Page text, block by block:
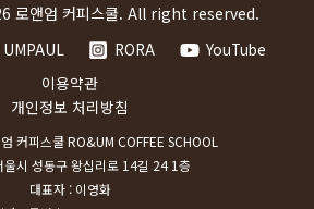
로앤엄 커피스쿨. All right reserved.
UMPAUL RORA
YouTube
이용약관
개인정보 처리방침
커피스쿨 RO&UM COFFEE SCHOOL
울시 성동구 왕십리로 14길 24 1층
대표자 : 이영화